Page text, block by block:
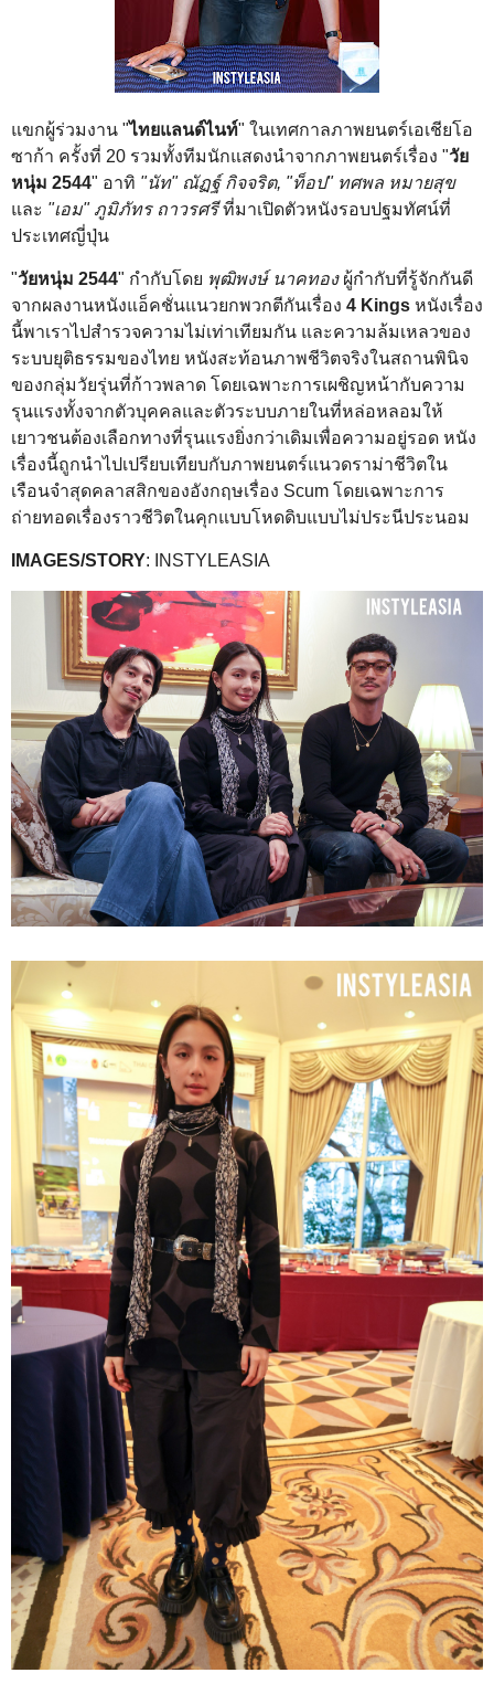
แขกผู้ร่วมงาน "ไทยแลนด์ไนท์" ในเทศกาลภาพยนตร์เอเชียโอ
ซาก้า ครั้งที่ 20 รวมทั้งทีมนักแสดงนำจากภาพยนตร์เรื่อง "วัย
หนุ่ม 2544" อาทิ "นัท" ณัฏฐ์ กิจจริต, "ท็อป" ทศพล หมายสุข
และ "เอม" ภูมิภัทร ถาวรศรีที่มาเปิดตัวหนังรอบปฐมทัศน์ที่
ประเทศญี่ปุ่น
"วัยหนุ่ม 2544" กำกับโดย พุฒิพงษ์ นาคทองผู้กำกับที่รู้จักกันดี
จากผลงานหนังแอ็คชั่นแนวยกพวกตีกันเรื่อง 4 Kings หนังเรื่อง
นี้พาเราไปสำรวจความไม่เท่าเทียมกัน และความล้มเหลวของ
ระบบยุติธรรมของไทย หนังสะท้อนภาพชีวิตจริงในสถานพินิจ
ของกลุ่มวัยรุ่นที่ก้าวพลาด โดยเฉพาะการเผชิญหน้ากับความ
รุนแรงทั้งจากตัวบุคคลและตัวระบบภายในที่หล่อหลอมให้
เยาวชนต้องเลือกทางที่รุนแรงยิ่งกว่าเดิมเพื่อความอยู่รอด หนัง
เรื่องนี้ถูกนำไปเปรียบเทียบกับภาพยนตร์แนวดราม่าชีวิตใน
เรือนจำสุดคลาสสิกของอังกฤษเรื่อง Scum โดยเฉพาะการ
ถ่ายทอดเรื่องราวชีวิตในคุกแบบโหดดิบแบบไม่ประนีประนอม
IMAGES/STORY: INSTYLEASIA